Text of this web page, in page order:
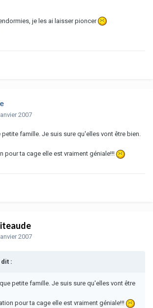
je les ai laisser pioncer
2007
famille. Je suis sure qu'elles vont être bien.
pour ta cage elle est vraiment géniale!!!
2007
:
petite famille. Je suis sure qu'elles vont être
pour ta cage elle est vraiment géniale!!!